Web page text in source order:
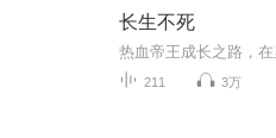
长生不死
211 3万